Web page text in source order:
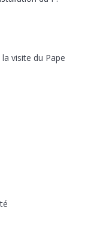
visite du Pape